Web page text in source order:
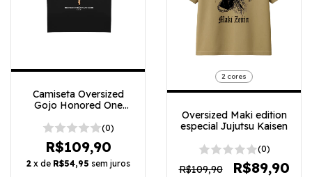
Camiseta Oversized
Gojo Honored One
(0)
R$109,90
2 x de R$54,95 sem juros
2 cores
Oversized Maki edition
especial Jujutsu Kaisen
(0)
R$109,90 R$89,90